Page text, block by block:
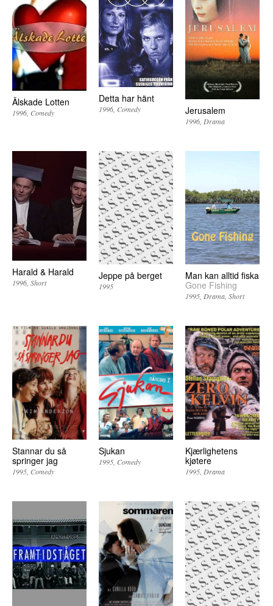
Älskade Lotten
1996 Comedy
Detta har hänt
1996 Comedy Jerusalem
1996 Drama
Harald & Harald
1996 Short
Jeppe på berget
1995
Man kan alltid fiska
Gone Fishing
1995 Drama Short
Stannar du så
springer jag
1995 Comedy
Sjukan
1995 Comedy
Kjærlighetens
kjøtere
1995 Drama